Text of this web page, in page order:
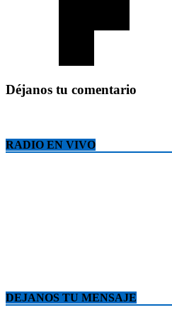
Déjanos tu comentario
RADIO EN VIVO
DEJANOS TU MENSAJE